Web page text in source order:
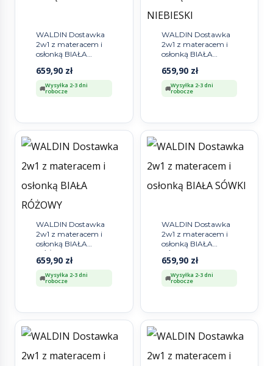
WALDIN Dostawka
2w1 z materacem i
osłonką BIAŁA
659,90 zł
Wysyłka 2-3 dni
robocze
WALDIN Dostawka
2w1 z materacem i
osłonką BIAŁA
659,90 zł
Wysyłka 2-3 dni
robocze
WALDIN Dostawka
2w1 z materacem i
osłonką BIAŁA
RÓŻOWY
659,90 zł
Wysyłka 2-3 dni
robocze
WALDIN Dostawka
2w1 z materacem i
osłonką BIAŁA
SÓWKI
659,90 zł
Wysyłka 2-3 dni
robocze